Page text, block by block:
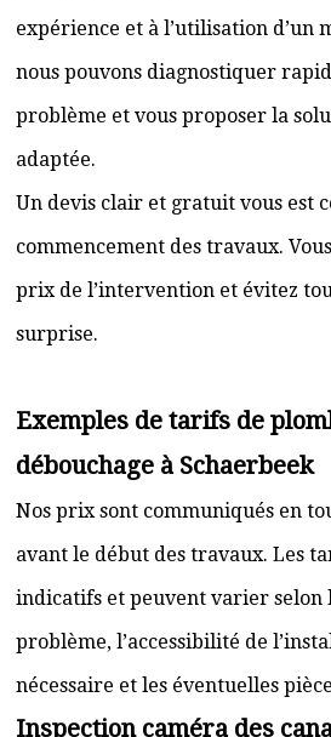
expérience et à l’utilisation d’un
nous pouvons diagnostiquer
problème et vous proposer la
adaptée.
Un devis clair et gratuit vous est
commencement des travaux.
prix de l’intervention et évitez
surprise.
Exemples de tarifs de
débouchage à Schaerbeek
Nos prix sont communiqués en
avant le début des travaux. Les
indicatifs et peuvent varier selon
problème, l’accessibilité de
nécessaire et les éventuelles
Inspection caméra des